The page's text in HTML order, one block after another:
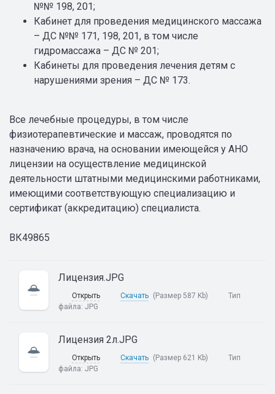
№№ 198, 201;
Кабинет для проведения медицинского массажа
– ДС №№ 171, 198, 201, в том числе
гидромассажа – ДС № 201;
Кабинеты для проведения лечения детям с
нарушениями зрения – ДС № 173.
Все лечебные процедуры, в том числе
физиотерапевтические и массаж, проводятся по
назначению врача, на основании имеющейся у АНО
лицензии на осуществление медицинской
деятельности штатными медицинскими работниками,
имеющими соответствующую специализацию и
сертификат (аккредитацию) специалиста.
ВК49865
Лицензия.JPG
Открыть Скачать (Размер 587 Kb)
Тип
файла: JPG
Лицензия 2л.JPG
Открыть Скачать (Размер 621 Kb)
Тип
файла: JPG